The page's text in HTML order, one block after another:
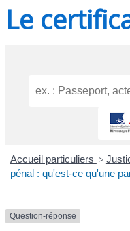
Le
Accueil particuliers >
pénal : qu'est-ce qu'une
Question-réponse